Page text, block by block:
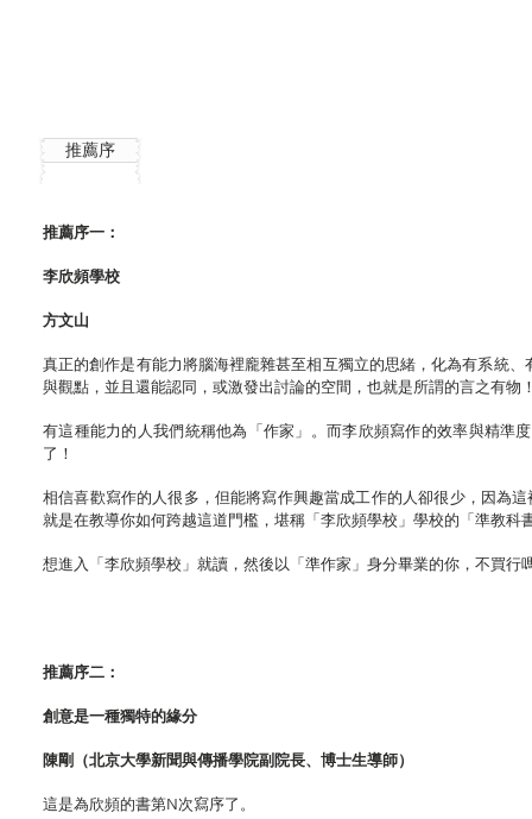
推薦序
推薦序一：
李欣頻學校
方文山
真正的創作是有能力將腦海裡龐雜甚至相互獨立的思緒，化為有系統
與觀點，並且還能認同，或激發出討論的空間，也就是所謂的言之有物
有這種能力的人我們統稱他為「作家」。而李欣頻寫作的效率與精準
了！
相信喜歡寫作的人很多，但能將寫作興趣當成工作的人卻很少，因為
就是在教導你如何跨越這道門檻，堪稱「李欣頻學校」學校的「準教科
想進入「李欣頻學校」就讀，然後以「準作家」身分畢業的你，不買行
推薦序二：
創意是一種獨特的緣分
陳剛（北京大學新聞與傳播學院副院長、博士生導師）
這是為欣頻的書第N次寫序了。